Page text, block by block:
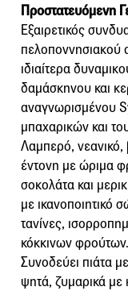
Προστατευόμενη
Εξαιρετικός
πελοποννησιακού
ιδιαίτερα
δαμάσκηνου και
αναγνωρισμένου
μπαχαρικών και
Λαμπερό,
έντονη με ώριμα
σοκολάτα και
με ικανοποιητικό
τανίνες,
κόκκινων φρούτων.
Συνοδεύει πιάτα
ψητά, ζυμαρικά με